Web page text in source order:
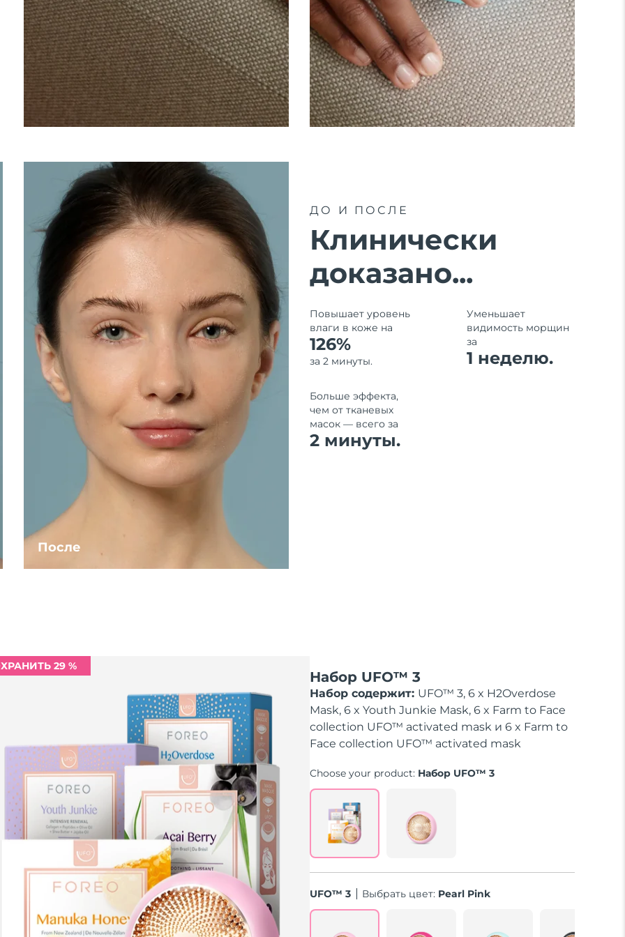
После
ДО И ПОСЛЕ
Клинически
доказано...
Повышает уровень
влаги в коже на
126%
за 2 минуты.
Уменьшает
видимость морщин
за
1 неделю.
Больше эффекта,
чем от тканевых
масок — всего за
2 минуты.
29 %
Набор UFO™ 3
Набор содержит: UFO™ 3, 6 x H2Overdose
Mask, 6 x Youth Junkie Mask, 6 x Farm to Face
collection UFO™ activated mask и 6 x Farm to
Face collection UFO™ activated mask
Choose your product: Набор UFO™ 3
UFO™ 3 Выбрать цвет: Pearl Pink